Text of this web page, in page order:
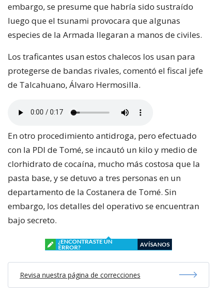
embargo, se presume que habría sido sustraído
luego que el tsunami provocara que algunas
especies de la Armada llegaran a manos de civiles.
Los traficantes usan estos chalecos los usan para
protegerse de bandas rivales, comentó el fiscal jefe
de Talcahuano, Álvaro Hermosilla.
En otro procedimiento antidroga, pero efectuado
con la PDI de Tomé, se incautó un kilo y medio de
clorhidrato de cocaína, mucho más costosa que la
pasta base, y se detuvo a tres personas en un
departamento de la Costanera de Tomé. Sin
embargo, los detalles del operativo se encuentran
bajo secreto.
¿ENCONTRASTE UN
ERROR?
AVÍSANOS
Revisa nuestra página de correcciones